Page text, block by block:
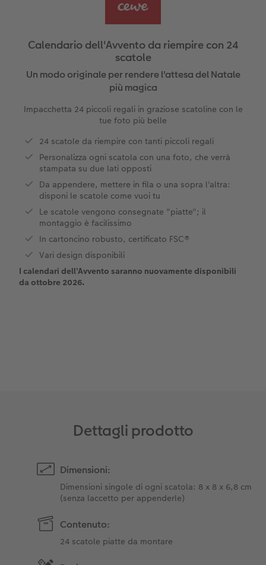
Foto adesivi
Poster premium
Come ordinare
Gallery print
Foto su legno
Mosaico
Come ordinare
Cartoline spedizione diretta
Calendario dell'Avvento da riempire con 24
scatole
Un modo originale per rendere l'attesa del Natale
più magica
Impacchetta 24 piccoli regali in graziose scatoline con le
tue foto più belle
24 scatole da riempire con tanti piccoli regali
Personalizza ogni scatola con una foto, che verrà
stampata su due lati opposti
Da appendere, mettere in fila o una sopra l'altra:
disponi le scatole come vuoi tu
Le scatole vengono consegnate "piatte"; il
montaggio è facilissimo
In cartoncino robusto, certificato FSC®
Vari design disponibili
I calendari dell'Avvento saranno nuovamente disponibili
da ottobre 2026.
Dettagli prodotto
Dimensioni:
Dimensioni singole di ogni scatola: 8 x 8 x 6,8 cm
(senza laccetto per appenderle)
Contenuto:
24 scatole piatte da montare